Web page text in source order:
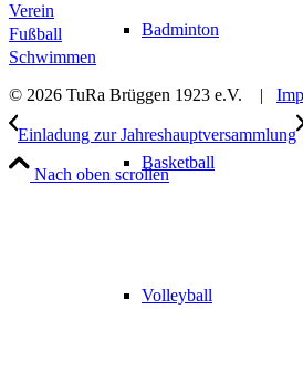
Badminton
Basketball
Volleyball
Verein
Fußball
Schwimmen
© 2026 TuRa Brüggen 1923 e.V. |
Einladung zur Jahreshauptversammlung
Nach oben scrollen